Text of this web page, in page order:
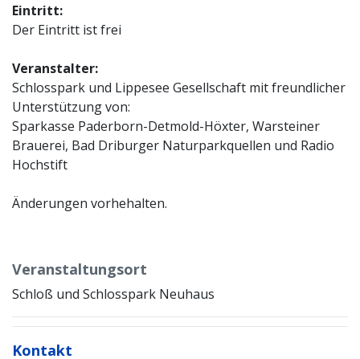
Eintritt:
Der Eintritt ist frei
Veranstalter:
Schlosspark und Lippesee Gesellschaft mit freundlicher
Unterstützung von:
Sparkasse Paderborn-Detmold-Höxter, Warsteiner
Brauerei, Bad Driburger Naturparkquellen und Radio
Hochstift
Änderungen vorhehalten.
Veranstaltungsort
Schloß und Schlosspark Neuhaus
Kontakt